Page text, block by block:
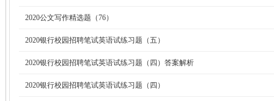
2020公文写作精选题（76）
2020银行校园招聘笔试英语试练习题（五）
2020银行校园招聘笔试英语试练习题（四）答案解析
2020银行校园招聘笔试英语试练习题（四）